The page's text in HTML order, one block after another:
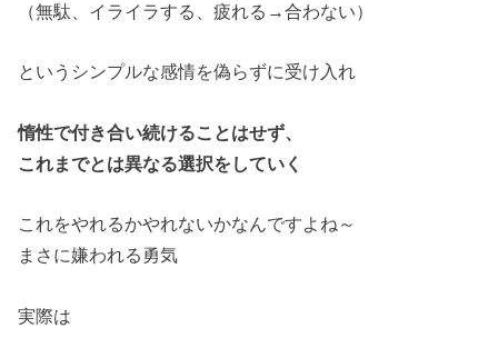
（無駄、イライラする、疲れる→合わない）
というシンプルな感情を偽らずに受け入れ
惰性で付き合い続けることはせず、
これまでとは異なる選択をしていく
これをやれるかやれないかなんですよね～
まさに嫌われる勇気
実際は